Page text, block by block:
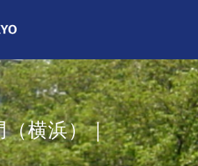
（横浜）｜